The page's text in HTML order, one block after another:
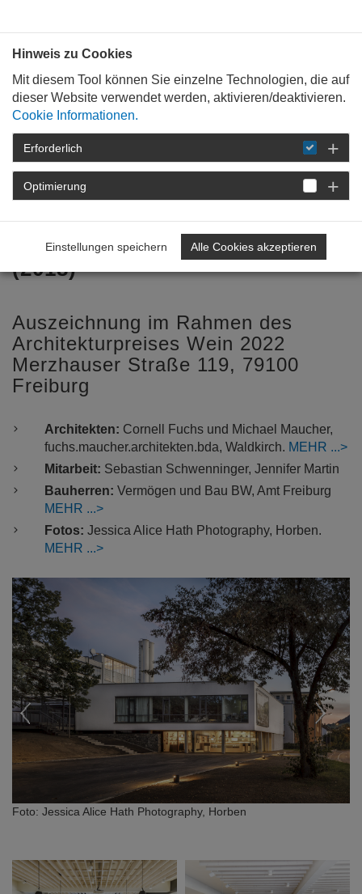
STARTSEITE
WEIN &
ARCHITEKTUR
2022
WEININSTITUT
IN FREIBURG
Weinbauinstitut in Freiburg
(2018)
Auszeichnung im Rahmen des
Architekturpreises Wein 2022
Merzhauser Straße 119, 79100
Freiburg
Architekten: Cornell Fuchs und Michael Maucher,
fuchs.maucher.architekten.bda, Waldkirch. MEHR
Mitarbeit: Sebastian Schwenninger, Jennifer Martin
Bauherren: Vermögen und Bau BW, Amt Freiburg
MEHR
Fotos: Jessica Alice Hath Photography, Horben.
MEHR
Foto: Jessica Alice Hath Photography, Horben
Previous
Hinweis zu Cookies
Mit diesem Tool können Sie einzelne Technologien, die auf
dieser Website verwendet werden, aktivieren/deaktivieren.
Cookie Informationen.
Erforderlich
Optimierung
Einstellungen speichern Alle Cookies akzeptieren